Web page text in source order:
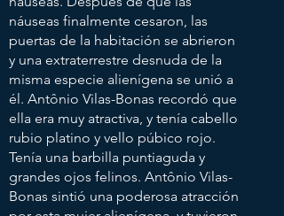
náuseas finalmente cesaron, las
puertas de la habitación se abrieron
y una extraterrestre desnuda de la
misma especie alienígena se unió a
él. Antônio Vilas-Bonas recordó que
ella era muy atractiva, y tenía cabello
rubio platino y vello púbico rojo.
Tenía una barbilla puntiaguda y
grandes ojos felinos. Antônio Vilas-
Bonas sintió una poderosa atracción